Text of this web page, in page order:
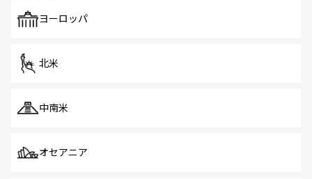
で、ホーカーズは地元の風情を楽しめる外せないスポット
ヨーロッパ
北米
中南米
オセアニア